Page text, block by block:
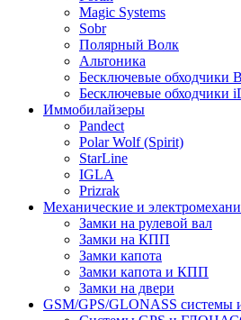
Magic Systems
Sobr
Полярный Волк
Альтоника
Бесключевые обходчики
Бесключевые обходчики
Иммобилайзеры
Pandect
Polar Wolf (Spirit)
StarLine
IGLA
Prizrak
Механические и
Замки на рулевой вал
Замки на КПП
Замки капота
Замки капота и КПП
Замки на двери
GSM/GPS/GLONASS системы